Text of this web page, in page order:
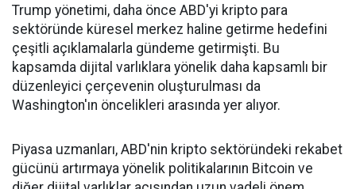
Trump yönetimi, daha önce ABD'yi kripto para
sektöründe küresel merkez haline getirme hedefini
çeşitli açıklamalarla gündeme getirmişti. Bu
kapsamda dijital varlıklara yönelik daha kapsamlı bir
düzenleyici çerçevenin oluşturulması da
Washington'ın öncelikleri arasında yer alıyor.
Piyasa uzmanları, ABD'nin kripto sektöründeki rekabet
gücünü artırmaya yönelik politikalarının Bitcoin ve